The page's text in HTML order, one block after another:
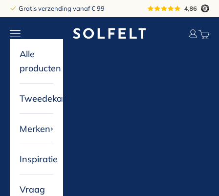
Naar inhoudGratis verzending vanaf € 99
solfelt
Navigatiemenu openen
Alle
producten
Tweedekans
Merken
Inspiratie
Vraag